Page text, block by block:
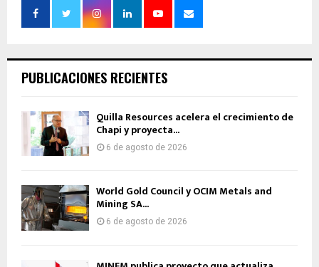
PUBLICACIONES RECIENTES
Quilla Resources acelera el crecimiento de
Chapi y proyecta...
6 de agosto de 2026
World Gold Council y OCIM Metals and
Mining SA...
6 de agosto de 2026